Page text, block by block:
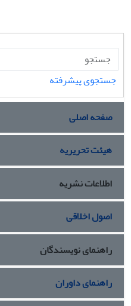
جستجوی پیشرفته
صفحه اصلی
هیئت تحریریه
اطلاعات نشریه
اصول اخلاقی
راهنمای نویسندگان
راهنمای داوران